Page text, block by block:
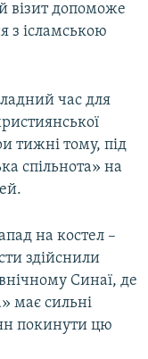
візит допоможе
з ісламською
час для
тижні тому, під
спільнота» на
на костел –
здійснили
Синаї, де
має сильні
покинути цю